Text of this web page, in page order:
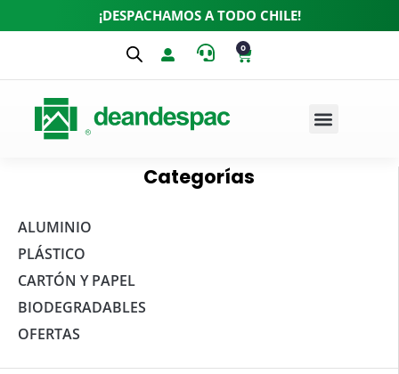
¡DESPACHAMOS A TODO CHILE!
0
Categorías
ALUMINIO
PLÁSTICO
CARTÓN Y PAPEL
BIODEGRADABLES
OFERTAS